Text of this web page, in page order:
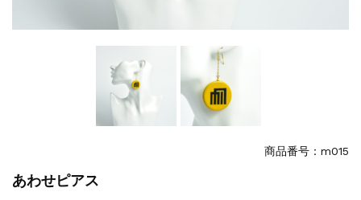
商品番号：m015
あわせピアス